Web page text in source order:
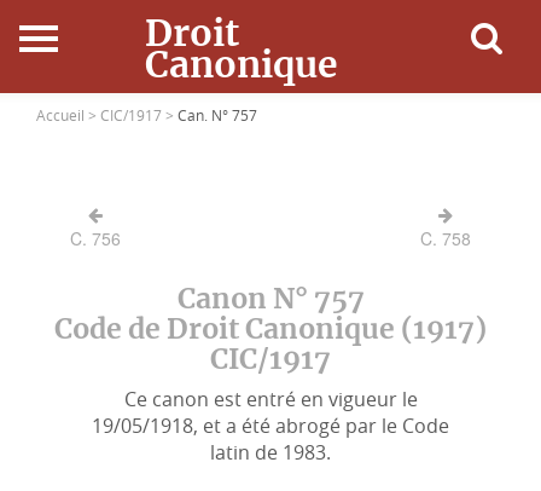
Droit
Canonique
Accueil
Ressources
Accueil > CIC/1917 > Can. N° 757
C. 756 C. 758
Canon N° 757
Code de Droit Canonique (1917)
CIC/1917
Ce canon est entré en vigueur le
19/05/1918, et a été abrogé par le Code
latin de 1983.